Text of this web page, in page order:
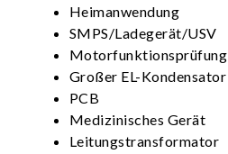
Heimanwendung
SMPS/Ladegerät/USV
Motorfunktionsprüfung
Großer EL-Kondensator
PCB
Medizinisches Gerät
Leitungstransformator